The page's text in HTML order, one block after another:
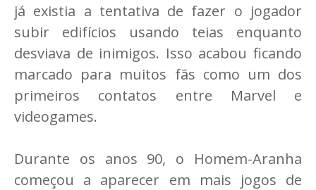
já existia a tentativa de fazer o jogador
subir edifícios usando teias enquanto
desviava de inimigos. Isso acabou ficando
marcado para muitos fãs como um dos
primeiros contatos entre Marvel e
videogames.
Durante os anos 90, o Homem-Aranha
começou a aparecer em mais jogos de